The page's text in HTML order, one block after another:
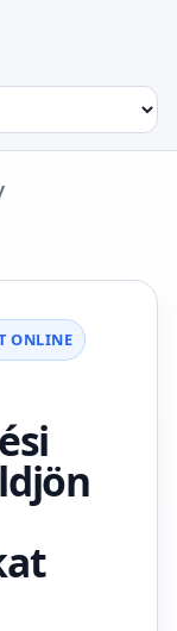
ONLINE